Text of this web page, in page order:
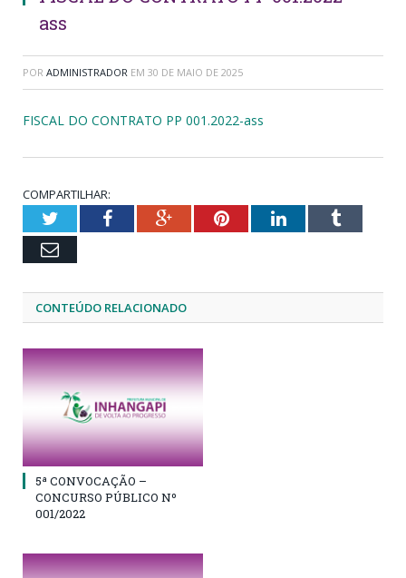
ass
POR ADMINISTRADOR EM 30 DE MAIO DE 2025
FISCAL DO CONTRATO PP 001.2022-ass
COMPARTILHAR:
TwitterFacebookGoogle+PinterestLinkedInTumblr
Email
CONTEÚDO RELACIONADO
5ª CONVOCAÇÃO –
CONCURSO PÚBLICO Nº
001/2022